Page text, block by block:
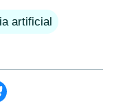
artificial